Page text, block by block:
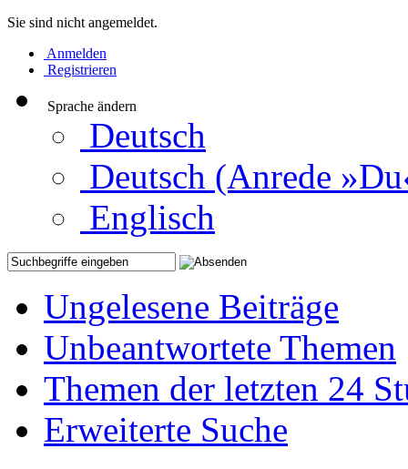
Sie sind nicht angemeldet.
Anmelden
Registrieren
Sprache ändern
Deutsch
Deutsch (Anrede
Englisch
Ungelesene Beiträge
Unbeantwortete Themen
Themen der letzten 24
Erweiterte Suche